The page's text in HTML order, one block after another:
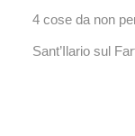
4 cose da non
Sant’Ilario sul